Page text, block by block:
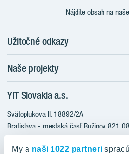
My a naši 1022 partneri
Nájdite obsah na
Užitočné odkazy
O nás
Prečo bývať s nami
Udržateľnosť máme v DNA
Starostlivosť o zákazníkov
Financovanie
Služba Starý za nový
Naše projekty
Družstevné bývanie
NUPPU
ZWIRN
YIT Slovakia a.s.
Svätoplukova II. 18892/2A
Bratislava - mestská časť Ružinov 821 08
Slovakia